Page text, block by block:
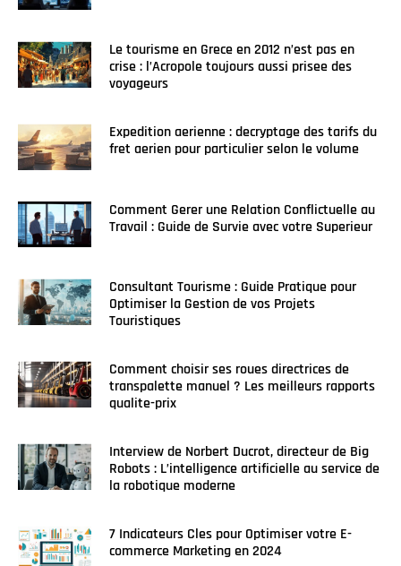
Le tourisme en Grece en 2012 n’est pas en
crise : l’Acropole toujours aussi prisee des
voyageurs
Expedition aerienne : decryptage des tarifs du
fret aerien pour particulier selon le volume
Comment Gerer une Relation Conflictuelle au
Travail : Guide de Survie avec votre Superieur
Consultant Tourisme : Guide Pratique pour
Optimiser la Gestion de vos Projets
Touristiques
Comment choisir ses roues directrices de
transpalette manuel ? Les meilleurs rapports
qualite-prix
Interview de Norbert Ducrot, directeur de Big
Robots : L’intelligence artificielle au service de
la robotique moderne
7 Indicateurs Cles pour Optimiser votre E-
commerce Marketing en 2024